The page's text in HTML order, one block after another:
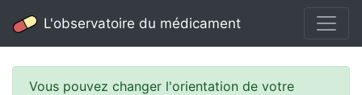
L'observatoire du médicament
Vous pouvez changer l'orientation de votre